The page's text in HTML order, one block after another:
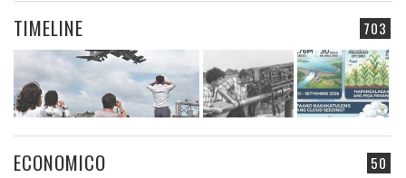
703
TIMELINE
50
ECONOMICO